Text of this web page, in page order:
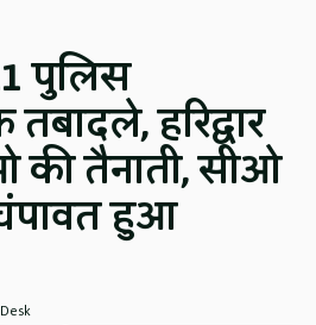
पुलिस
हरिद्वार
की तैनाती, सीओ
हुआ